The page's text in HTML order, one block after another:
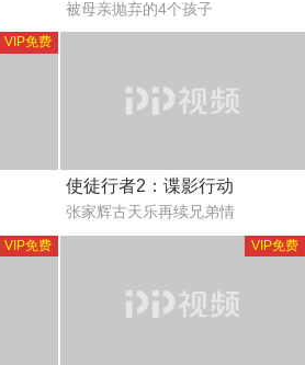
被母亲抛弃的4个孩子
VIP免费
使徒行者2：谍影行动
张家辉古天乐再续兄弟情
VIP免费 VIP免费